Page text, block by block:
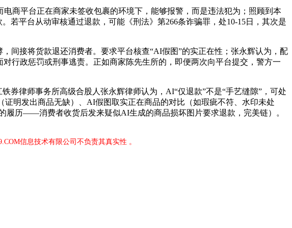
平台正在商家未签收包裹的环境下，能够报警，而是违法犯为；照顾到本
若平台从动审核通过退款，可能《刑法》第266条诈骗罪，处10-15日，其次是
接将货款退还消费者。要求平台核查“AI假图”的实正在性；张永辉认为，配
行政惩罚或刑事逃责。正如商家陈先生所的，即便两次向平台提交，警方一
律师事务所高级合股人张永辉律师认为，AI“仅退款”不是“手艺缝隙”，可处
明发出商品无缺）、AI假图取实正在商品的对比（如瑕疵不符、水印未处
履历——消费者收货后发来疑似AI生成的商品损坏图片要求退款，完美链）。
信息技术有限公司不负责其真实性 。